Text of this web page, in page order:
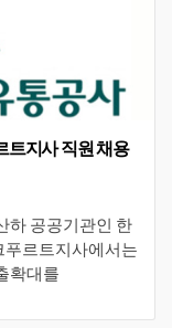
트지사 직원 채용
하 공공기관인 한
푸르트지사에서는
확대를